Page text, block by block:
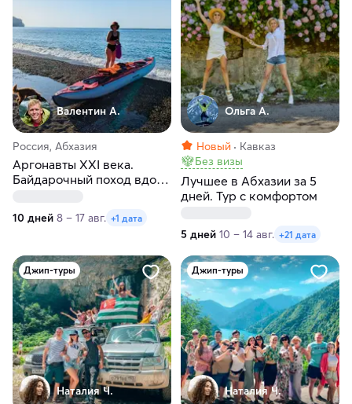
Валентин А.
Россия, Абхазия
Аргонавты XXI века.
Байдарочный поход вдоль
10 дней 8 – 17 авг. +1 дата
Ольга А.
Новый
Кавказ
Без визы
Лучшее в Абхазии за 5
дней. Тур с комфортом
5 дней 10 – 14 авг. +21 дата
Джип-туры
Наталия Ч.
Джип-туры
Наталия Ч.